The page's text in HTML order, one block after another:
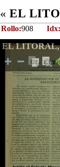
« EL
Rollo:908 Idx:
EL LITORAL,